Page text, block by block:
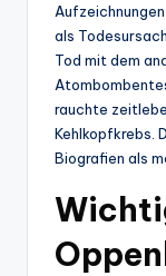
als
Tod mit dem
rauchte
Kehlkopfkrebs.
Biografien als